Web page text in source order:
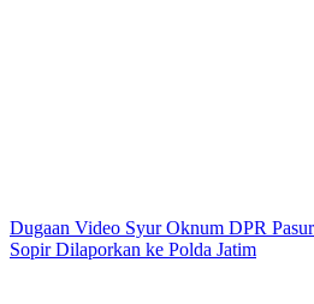
Dugaan Video Syur Oknum DPR
Sopir Dilaporkan ke Polda Jatim